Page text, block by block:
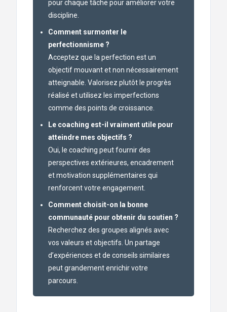
pour chaque tâche pour améliorer votre
discipline.
Comment surmonter le
perfectionnisme ?
Acceptez que la perfection est un
objectif mouvant et non nécessairement
atteignable. Valorisez plutôt le progrès
réalisé et utilisez les imperfections
comme des points de croissance.
Le coaching est-il vraiment utile pour
atteindre mes objectifs ?
Oui, le coaching peut fournir des
perspectives extérieures, encadrement
et motivation supplémentaires qui
renforcent votre engagement.
Comment choisit-on la bonne
communauté pour obtenir du soutien ?
Recherchez des groupes alignés avec
vos valeurs et objectifs. Un partage
d’expériences et de conseils similaires
peut grandement enrichir votre
parcours.